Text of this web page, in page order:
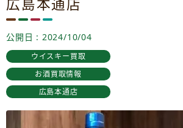
広島本通店
公開日 : 2024/10/04
ウイスキー買取
お酒買取情報
広島本通店